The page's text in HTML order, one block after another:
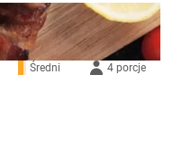
Średni 4 porcje